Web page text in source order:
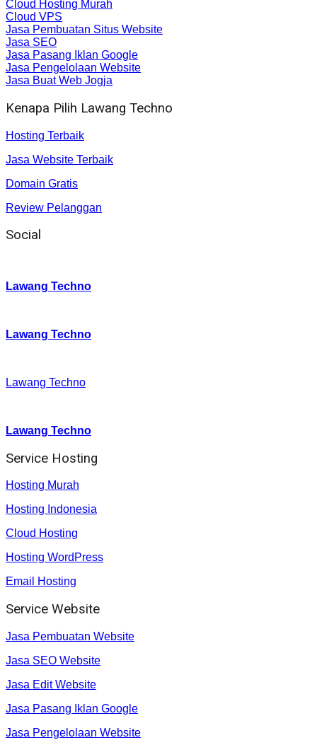
Cloud Hosting Murah
Cloud VPS
Jasa Pembuatan Situs Website
Jasa SEO
Jasa Pasang Iklan Google
Jasa Pengelolaan Website
Jasa Buat Web Jogja
Kenapa Pilih Lawang Techno
Hosting Terbaik
Jasa Website Terbaik
Domain Gratis
Review Pelanggan
Social
Lawang Techno
Lawang Techno
Lawang Techno
Lawang Techno
Service Hosting
Hosting Murah
Hosting Indonesia
Cloud Hosting
Hosting WordPress
Email Hosting
Service Website
Jasa Pembuatan Website
Jasa SEO Website
Jasa Edit Website
Jasa Pasang Iklan Google
Jasa Pengelolaan Website